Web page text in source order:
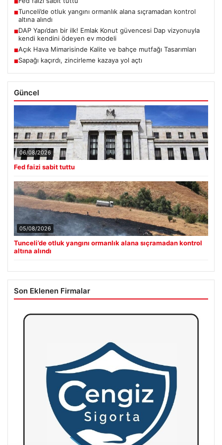
■
■Tunceli’de otluk yangını ormanlık alana sıçramadan kontrol
altına alındı
■DAP Yapı’dan bir ilk! Emlak Konut güvencesi Dap vizyonuyla
kendi kendini ödeyen ev modeli
■Açık Hava Mimarisinde Kalite ve bahçe mutfağı Tasarımları
■Sapağı kaçırdı, zincirleme kazaya yol açtı
Güncel
06/08/2026
Fed faizi sabit tuttu
05/08/2026
Tunceli’de otluk yangını ormanlık alana sıçramadan kontrol
altına alındı
Son Eklenen Firmalar